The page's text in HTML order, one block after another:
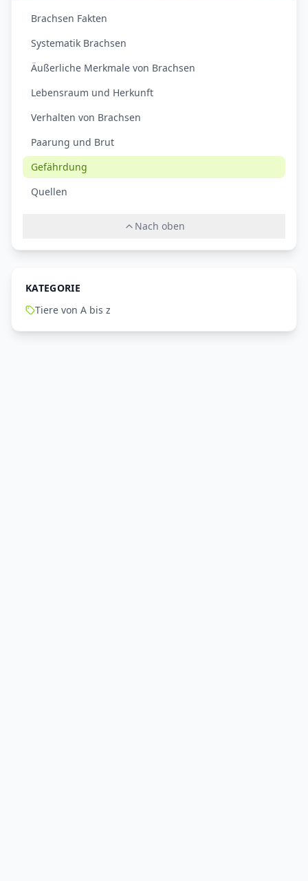
Brachsen Fakten
Systematik Brachsen
Äußerliche Merkmale von Brachsen
Lebensraum und Herkunft
Verhalten von Brachsen
Paarung und Brut
Gefährdung
Quellen
Nach oben
KATEGORIE
Tiere von A bis z